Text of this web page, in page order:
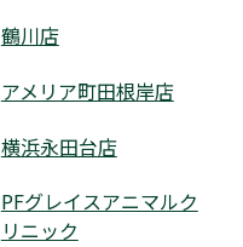
鶴川店
アメリア町田根岸店
横浜永田台店
PFグレイスアニマルク
リニック